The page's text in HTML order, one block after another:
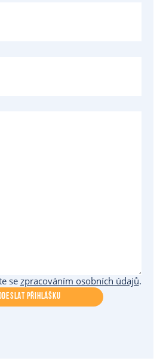
se zpracováním osobních údajů.
PŘIHLÁŠKU